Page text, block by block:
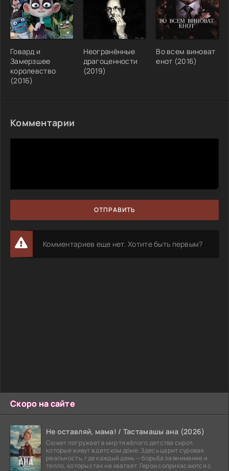
Скоро на сайте
Не оставляй, мама! / Тастамашы ана (2026)
Сюжет погружает в мир тяжёлого детства сирот,
которые живут в детском доме. Здесь царит суровая
реальность, где каждый день — борьба за внимание и
тепло, которых так не хватает. Герои соприкасаются с
Говард и
Замерзшее
королевство
(2016)
Неогранённые
драгоценности
(2019)
Во всем виноват
енот (2016)
Комментарии
ОТПРАВИТЬ
Комментариев еще нет. Хотите быть первым?